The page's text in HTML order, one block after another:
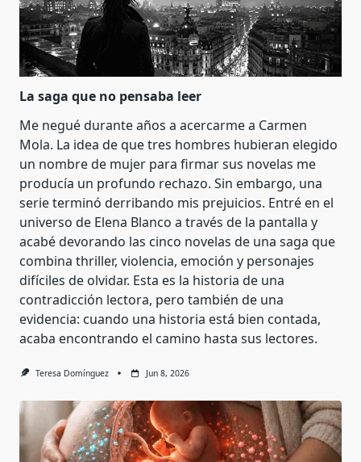
La saga que no pensaba leer
Me negué durante años a acercarme a Carmen
Mola. La idea de que tres hombres hubieran elegido
un nombre de mujer para firmar sus novelas me
producía un profundo rechazo. Sin embargo, una
serie terminó derribando mis prejuicios. Entré en el
universo de Elena Blanco a través de la pantalla y
acabé devorando las cinco novelas de una saga que
combina thriller, violencia, emoción y personajes
difíciles de olvidar. Esta es la historia de una
contradicción lectora, pero también de una
evidencia: cuando una historia está bien contada,
acaba encontrando el camino hasta sus lectores.
Teresa Domínguez Jun 8, 2026